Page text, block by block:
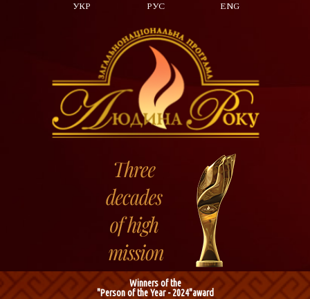
УКР РУС ENG
Winners of the
"Person of the Year - 2024"award